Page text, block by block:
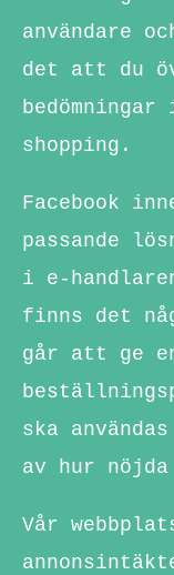
användare
det att du
shopping.
Facebook
passande
i e-
finns det
går att ge
ska
av hur
Vår